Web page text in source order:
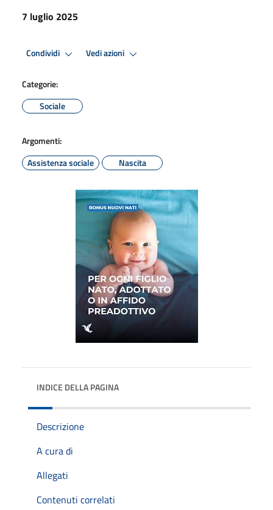
7 luglio 2025
Condividi Vedi azioni
Categorie:
Sociale
Argomenti:
Assistenza sociale
Nascita
INDICE DELLA PAGINA
Descrizione
A cura di
Allegati
Contenuti correlati